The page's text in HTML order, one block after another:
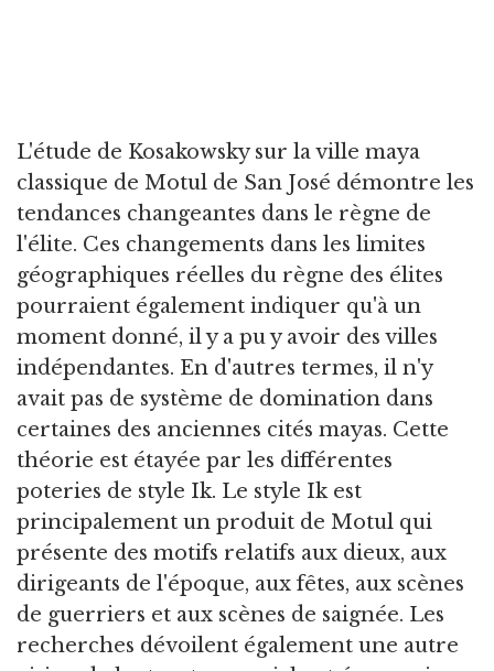
L'étude de Kosakowsky sur la ville maya
classique de Motul de San José démontre les
tendances changeantes dans le règne de
l'élite. Ces changements dans les limites
géographiques réelles du règne des élites
pourraient également indiquer qu'à un
moment donné, il y a pu y avoir des villes
indépendantes. En d'autres termes, il n'y
avait pas de système de domination dans
certaines des anciennes cités mayas. Cette
théorie est étayée par les différentes
poteries de style Ik. Le style Ik est
principalement un produit de Motul qui
présente des motifs relatifs aux dieux, aux
dirigeants de l'époque, aux fêtes, aux scènes
de guerriers et aux scènes de saignée. Les
recherches dévoilent également une autre